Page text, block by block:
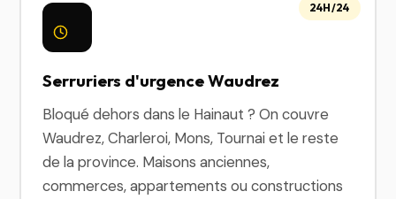
Serruriers d'urgence Waudrez
Bloqué dehors dans le Hainaut ? On couvre
Waudrez, Charleroi, Mons, Tournai et le reste
de la province. Maisons anciennes,
commerces, appartements ou constructions
24H/24